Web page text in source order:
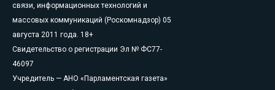
связи, информационных технологий и
массовых коммуникаций (Роскомнадзор) 05
августа 2011 года. 18+
Свидетельство о регистрации Эл № ФС77-
46097
Учредитель — АНО «Парламентская газета»